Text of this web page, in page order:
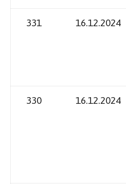
331 16.12.2024
330 16.12.2024